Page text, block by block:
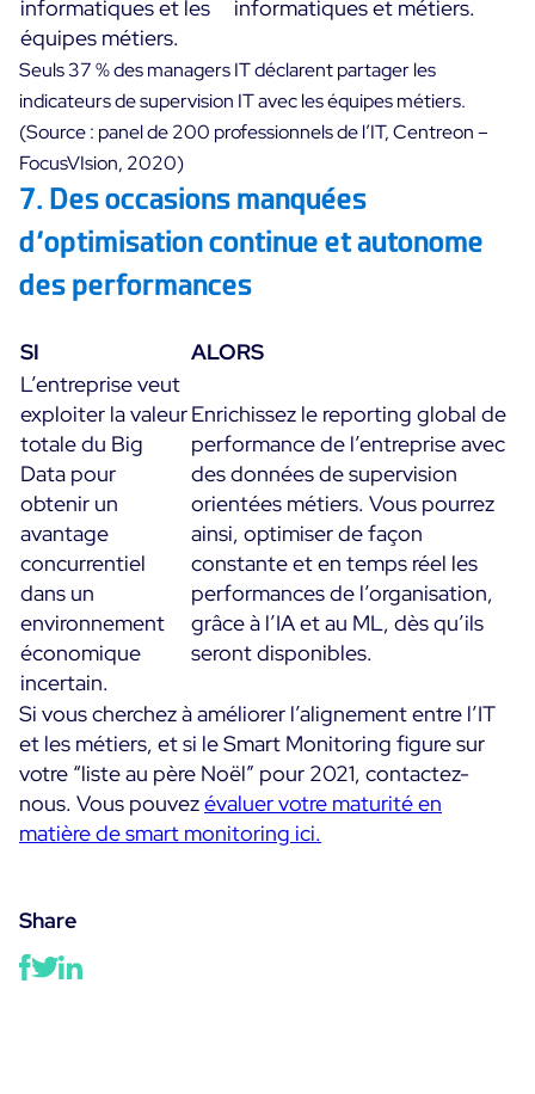
informatiques et les
équipes métiers.
informatiques et métiers.
Seuls 37 % des managers IT déclarent partager les
indicateurs de supervision IT avec les équipes métiers.
(Source : panel de 200 professionnels de l’IT, Centreon –
FocusVIsion, 2020)
7. Des occasions manquées
d’optimisation continue et autonome
des performances
SI
ALORS
L’entreprise veut
exploiter la valeur
totale du Big
Data pour
obtenir un
avantage
concurrentiel
dans un
environnement
économique
incertain.
Enrichissez le reporting global de
performance de l’entreprise avec
des données de supervision
orientées métiers. Vous pourrez
ainsi, optimiser de façon
constante et en temps réel les
performances de l’organisation,
grâce à l’IA et au ML, dès qu’ils
seront disponibles.
Si vous cherchez à améliorer l’alignement entre l’IT
et les métiers, et si le Smart Monitoring figure sur
votre “liste au père Noël” pour 2021, contactez-
nous. Vous pouvezévaluer votre maturité en
matière de smart monitoring ici.
Share